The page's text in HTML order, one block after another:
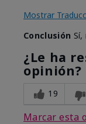
Mostrar
Conclusión
¿Le ha
opinión?
19
Marcar esta